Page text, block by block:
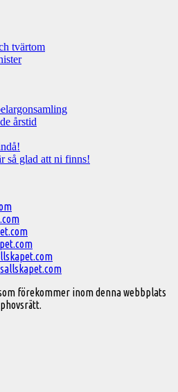
tvärtom
årstid
så glad att ni finns!
förekommer inom denna webbplats